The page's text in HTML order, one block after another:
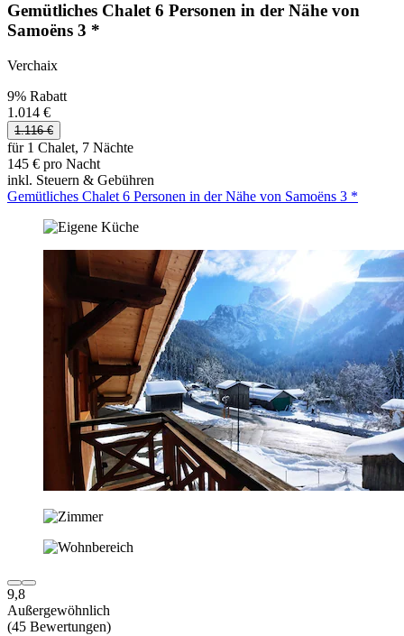
Gemütliches Chalet 6 Personen in der Nähe von
Samoëns 3 *
Verchaix
9% Rabatt
1.014 €
1.116 €
für 1 Chalet, 7 Nächte
145 € pro Nacht
inkl. Steuern & Gebühren
Gemütliches Chalet 6 Personen in der Nähe von Samoëns 3 *
9,8
Außergewöhnlich
(45 Bewertungen)